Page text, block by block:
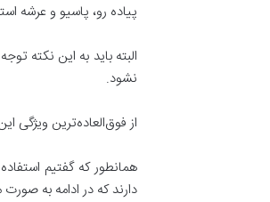
پیاده رو، پاسیو و عرشه
البته باید به این نکته
نشود.
از فوق‌العاده‌ترین
همانطور که گفتیم
دارند که در ادامه به